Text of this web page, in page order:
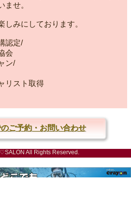
ませ。
しみにしております。
認定/
会
ン/
リスト取得
のご予約・お問い合わせ
All Rights Reserved.